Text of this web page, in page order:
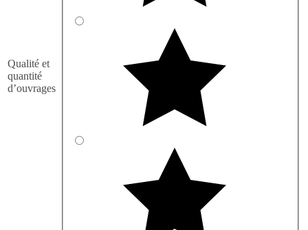
Qualité et
quantité
d’ouvrages